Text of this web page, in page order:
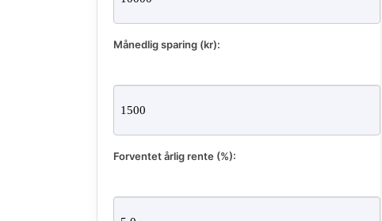
Månedlig sparing (kr):
Forventet årlig rente (%):